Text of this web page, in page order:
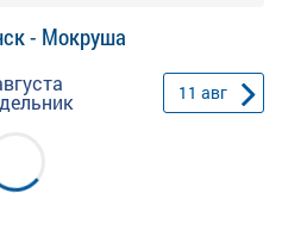
- Мокруша
11 авг